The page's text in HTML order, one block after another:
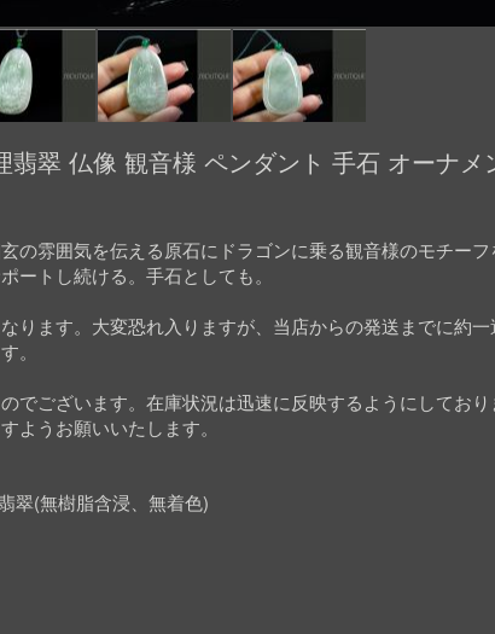
翡翠 仏像 観音様 ペンダント 手石 オーナ
の雰囲気を伝える原石にドラゴンに乗る観音様のモチー
ートし続ける。手石としても。
ります。大変恐れ入りますが、当店からの発送までに約
。
でございます。在庫状況は迅速に反映するようにしてお
ようお願いいたします。
翠(無樹脂含浸、無着色)